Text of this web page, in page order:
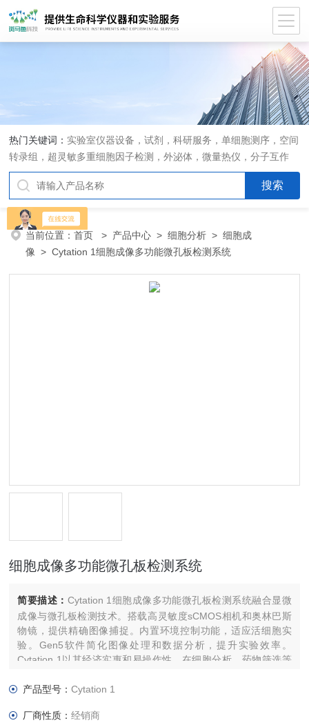
热门关键词： 实验室仪器设备，试剂，科研服务，单细胞测序，空间
转录组，超灵敏多重细胞因子检测，外泌体，微量热仪，分子互作
仪，活细胞成像
当前位置：首页 > 产品中心 >细胞分析 >细胞成
像 > Cytation 1细胞成像多功能微孔板检测系统
细胞成像多功能微孔板检测系统
简要描述： Cytation 1细胞成像多功能微孔板检测系统融合显微
成像与微孔板检测技术。搭载高灵敏度sCMOS相机和奥林巴斯
物镜，提供精确图像捕捉。内置环境控制功能，适应活细胞实
验。Gen5软件简化图像处理和数据分析，提升实验效率。
Cytation 1以其经济实惠和易操作性，在细胞分析、药物筛选等
产品型号：Cytation 1
厂商性质：经销商